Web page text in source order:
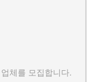
체를 모집합니다.